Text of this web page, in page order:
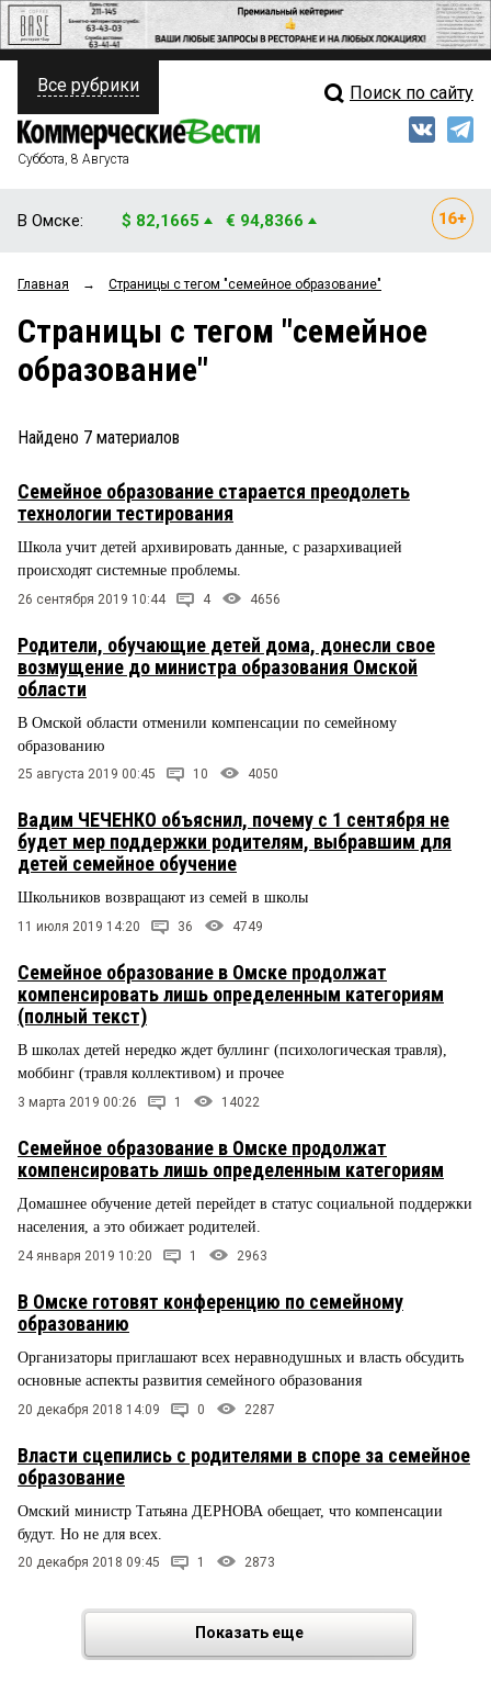
ПОЛИТИКА
ФИНАНСЫ
ОБЩЕСТВО
ЗАКОН
НОВОСТИ КОМПАНИЙ
ПРОИСШЕСТВИЯ
СТИЛЬ ЖИЗНИ
Свежий выпуск
Мнения
Рейтинги
Все рубрики Поиск по сайту
Суббота, 8 Августа
В Омске: $ 82,1665 € 94,8366
Главная → Страницы c тегом "семейное образование"
Страницы c тегом "семейное
образование"
Найдено 7 материалов
Семейное образование старается преодолеть
технологии тестирования
Школа учит детей архивировать данные, с разархивацией
происходят системные проблемы.
26 сентября 2019 10:44 4 4656
Родители, обучающие детей дома, донесли свое
возмущение до министра образования Омской
области
В Омской области отменили компенсации по семейному
образованию
25 августа 2019 00:45 10 4050
Вадим ЧЕЧЕНКО объяснил, почему с 1 сентября не
будет мер поддержки родителям, выбравшим для
детей семейное обучение
Школьников возвращают из семей в школы
11 июля 2019 14:20 36 4749
Семейное образование в Омске продолжат
компенсировать лишь определенным категориям
(полный текст)
В школах детей нередко ждет буллинг (психологическая травля),
моббинг (травля коллективом) и прочее
3 марта 2019 00:26 1 14022
Семейное образование в Омске продолжат
компенсировать лишь определенным категориям
Домашнее обучение детей перейдет в статус социальной поддержки
населения, а это обижает родителей.
24 января 2019 10:20 1 2963
В Омске готовят конференцию по семейному
образованию
Организаторы приглашают всех неравнодушных и власть обсудить
основные аспекты развития семейного образования
20 декабря 2018 14:09 0 2287
Власти сцепились с родителями в споре за семейное
образование
Омский министр Татьяна ДЕРНОВА обещает, что компенсации
будут. Но не для всех.
20 декабря 2018 09:45 1 2873
Показать еще